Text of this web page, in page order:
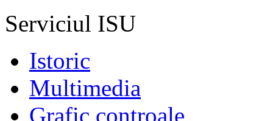
Serviciul ISU
Istoric
Multimedia
Grafic controale